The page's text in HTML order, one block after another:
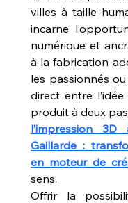
villes à taille
incarne
numérique et
à la fabrication
les passionnés
direct entre
l’impression
Gaillarde :
en moteur de
sens.
Offrir la